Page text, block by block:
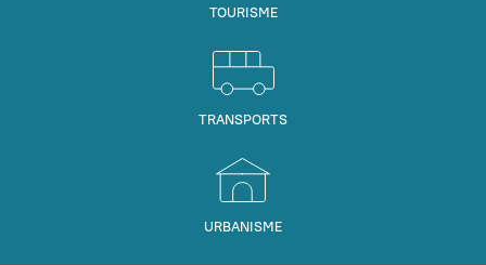
TOURISME
TRANSPORTS
URBANISME